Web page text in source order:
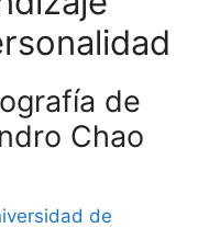
de
Chao
de